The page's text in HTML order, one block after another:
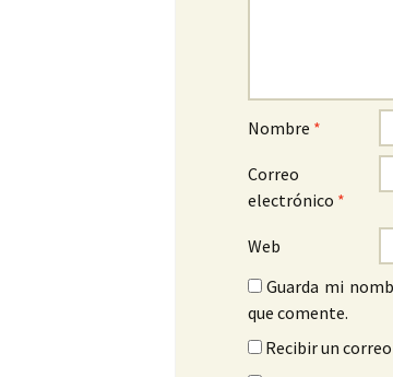
Nombre *
Correo
electrónico *
Web
Guarda mi
que comente.
Recibir un